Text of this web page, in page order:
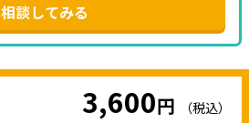
相談してみる
3,600円 （税込）